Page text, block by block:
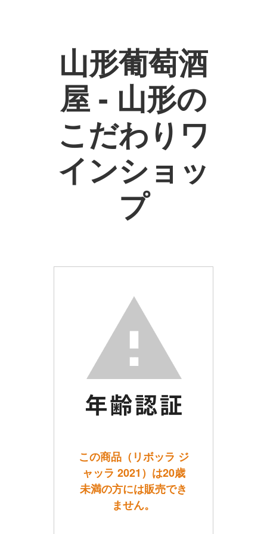
山形葡萄酒
屋 - 山形の
こだわりワ
インショッ
プ
この商品（リボッラ ジ
ャッラ 2021）は20歳
未満の方には販売でき
ません。